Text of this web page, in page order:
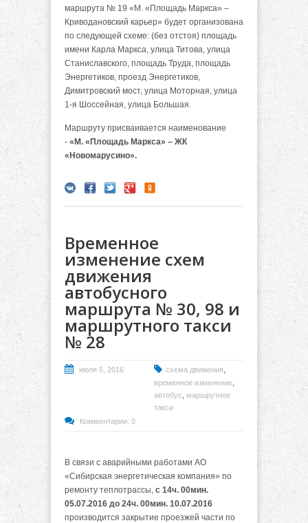
маршрута № 19 «М. «Площадь Маркса» –
Криводановский карьер» будет организована
по следующей схеме: (без отстоя) площадь
имени Карла Маркса, улица Титова, улица
Станиславского, площадь Труда, площадь
Энергетиков, проезд Энергетиков,
Димитровский мост, улица Моторная, улица
1-я Шоссейная, улица Большая.
Маршруту присваивается наименование
- «М. «Площадь Маркса» – ЖК
«Новомарусино».
Временное
изменение схем
движения
автобусного
маршрута № 30, 98 и
маршрутного такси
№ 28
июля 5, 2016 схема движения,
временное изменение,
автобус, маршрутное
такси
Комментарии: 0
В связи с аварийными работами АО
«Сибирская энергетическая компания» по
ремонту теплотрассы, с 14ч. 00мин.
05.07.2016 до 24ч. 00мин. 10.07.2016
производится закрытие проезжей части по